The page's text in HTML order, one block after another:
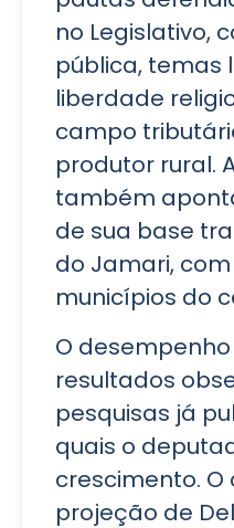
no Legislativo,
pública, temas
liberdade
campo
produtor rural.
também
de sua base
do Jamari,
municípios do
O
resultados
pesquisas já
quais o
crescimento.
projeção de